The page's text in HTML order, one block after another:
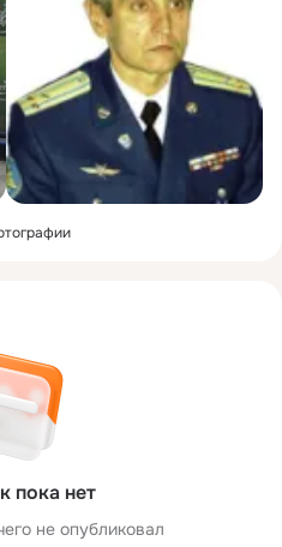
пока нет
не опубликовал